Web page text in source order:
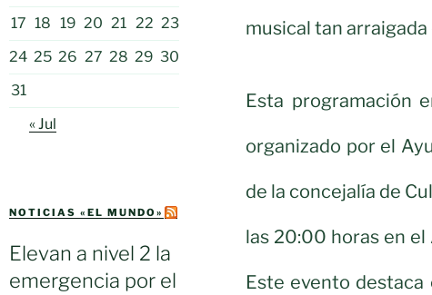
17 18 19 20 21 22 23
24 25 26 27 28 29 30
31
« Jul
NOTICIAS «EL MUNDO»
Elevan a nivel 2 la
emergencia por el
musical tan
Esta programación
organizado por el
de la concejalía de
las 20:00 horas en
Este evento